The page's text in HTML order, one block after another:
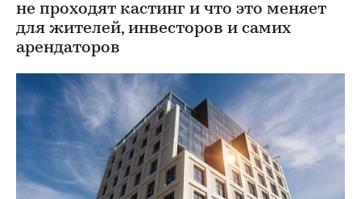
не проходят кастинг и что это меняет
для жителей, инвесторов и самих
арендаторов